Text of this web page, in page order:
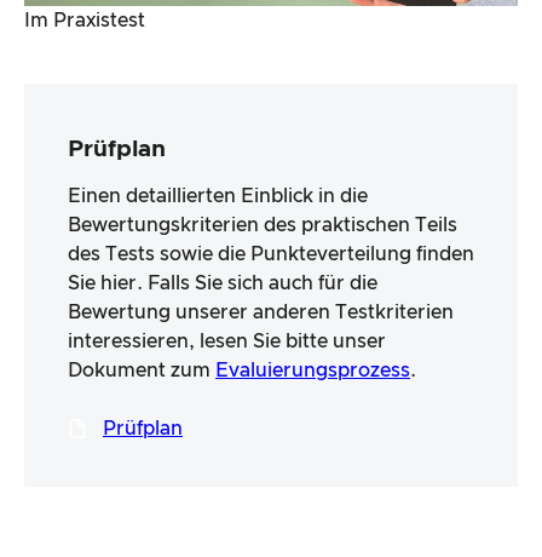
Im Praxistest
Prüfplan
Einen detaillierten Einblick in die
Bewertungskriterien des praktischen Teils
des Tests sowie die Punkteverteilung finden
Sie hier. Falls Sie sich auch für die
Bewertung unserer anderen Testkriterien
interessieren, lesen Sie bitte unser
Dokument zum Evaluierungsprozess.
Prüfplan